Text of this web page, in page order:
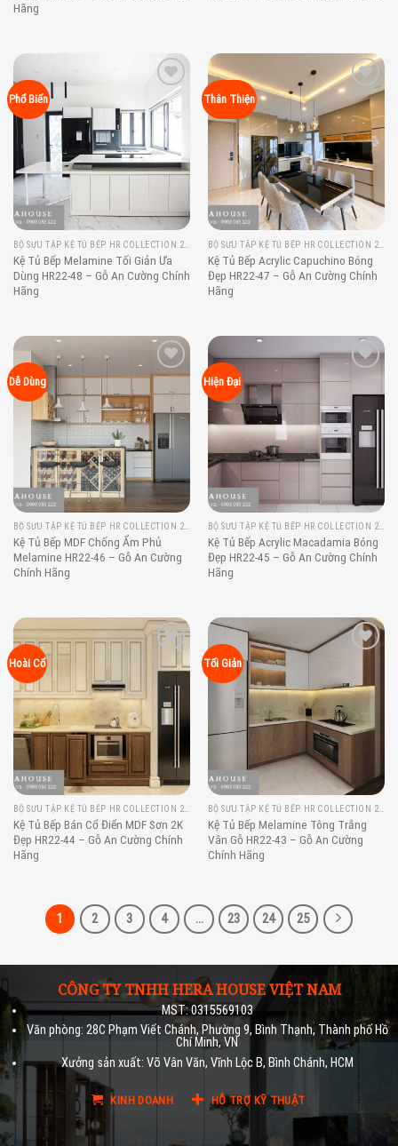
Hãng
Phổ Biến
Add to
wishlist
Kệ Tủ Bếp Melamine Tối Giản Ưa
Dùng HR22-48 – Gỗ An Cường Chính
Hãng
Thân Thiện
Add to
wishlist
Kệ Tủ Bếp Acrylic Capuchino Bóng
Đẹp HR22-47 – Gỗ An Cường Chính
Hãng
Dễ Dùng
Add to
wishlist
BỘ SƯU TẬP KỆ TỦ BẾP HR COLLECTION 2022
Kệ Tủ Bếp MDF Chống Ẩm Phủ
Melamine HR22-46 – Gỗ An Cường
Chính Hãng
Hiện Đại
Add to
wishlist
BỘ SƯU TẬP KỆ TỦ BẾP HR COLLECTION 2022
Kệ Tủ Bếp Acrylic Macadamia Bóng
Đẹp HR22-45 – Gỗ An Cường Chính
Hãng
Hoài Cổ
Add to
wishlist
Kệ Tủ Bếp Bán Cổ Điển MDF Sơn 2K
Đẹp HR22-44 – Gỗ An Cường Chính
Hãng
Tối Giản
Kệ Tủ Bếp Melamine Tông Trắng
Vân Gỗ HR22-43 – Gỗ An Cường
Chính Hãng
1 2 3 4 … 23 24 25
CÔNG TY TNHH HERA HOUSE VIỆT NAM
MST: 0315569103
Văn phòng: 28C Phạm Viết Chánh, Phường 9, Bình Thạnh, Thành phố Hồ
Chí Minh, VN
Xưởng sản xuất: Võ Vân Văn, Vĩnh Lộc B, Bình Chánh, HCM
KINH DOANH HỖ TRỢ KỸ THUẬT